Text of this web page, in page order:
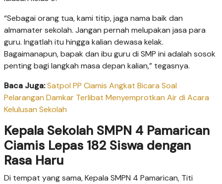
“Sebagai orang tua, kami titip, jaga nama baik dan
almamater sekolah. Jangan pernah melupakan jasa para
guru. Ingatlah itu hingga kalian dewasa kelak.
Bagaimanapun, bapak dan ibu guru di SMP ini adalah sosok
penting bagi langkah masa depan kalian,” tegasnya.
Baca Juga:Satpol PP Ciamis Angkat Bicara Soal
Pelarangan Damkar Terlibat Menyemprotkan Air di Acara
Kelulusan Sekolah
Kepala Sekolah SMPN 4 Pamarican
Ciamis Lepas 182 Siswa dengan
Rasa Haru
Di tempat yang sama, Kepala SMPN 4 Pamarican, Titi